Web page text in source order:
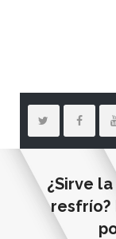
¿Sirve
resfrío?